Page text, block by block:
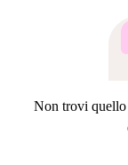
Non trovi quello